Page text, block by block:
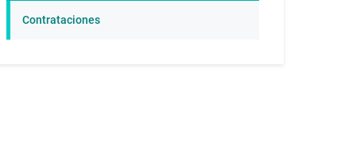
Contrataciones